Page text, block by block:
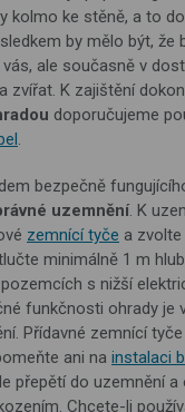
kolmo ke stěně, a to
by mělo být, že
ale současně v
zvířat. K zajištění
doporučujeme
.
bezpečně
uzemnění. K
zemnící tyče a
minimálně 1 m
s nižší
funkčnosti ohrady je
Přídavné zemnící
ani na instalaci
přepětí do uzemnění a
Chcete-li